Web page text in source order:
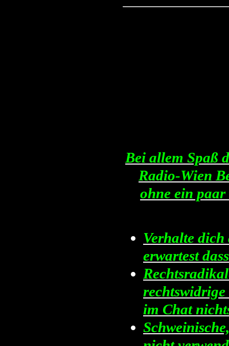
Bei allem Spaß
Radio-Wien
ohne ein
Verhalte dich
erwartest
im Chat